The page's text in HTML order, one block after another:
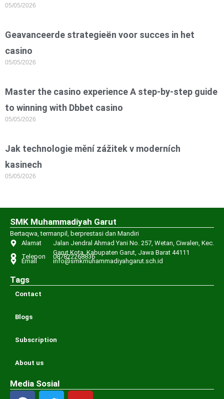
05/05/2026
Geavanceerde strategieën voor succes in het
casino
05/05/2026
Master the casino experience A step-by-step guide
to winning with Dbbet casino
05/05/2026
Jak technologie mění zážitek v moderních
kasinech
05/05/2026
SMK Muhammadiyah Garut
Bertaqwa, termanpil, berprestasi dan Mandiri
Alamat
Jalan Jendral Ahmad Yani No. 257, Wetan, Ciwalen, Kec.
Garut Kota, Kabupaten Garut, Jawa Barat 44111
Telepon 087822268836
Email info@smkmuhammadiyahgarut.sch.id
Tags
Contact
Blogs
Subscription
About us
Media Sosial